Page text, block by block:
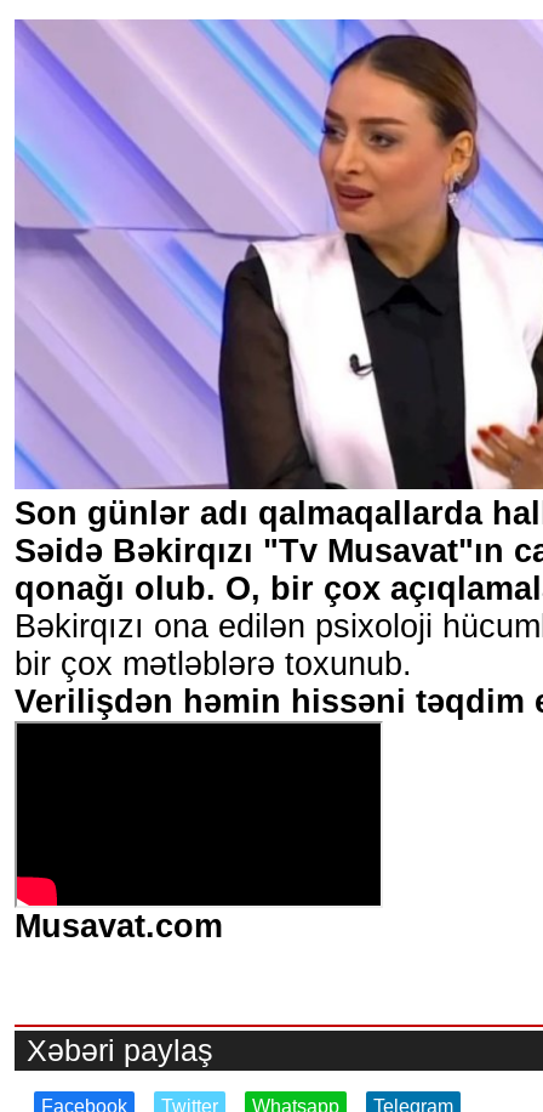
Son günlər adı qalmaqallarda
Səidə Bəkirqızı "Tv Musavat"ın
qonağı olub. O, bir çox
Bəkirqızı ona edilən psixoloji
bir çox mətləblərə toxunub.
Verilişdən həmin hissəni təqdim
Musavat.com
Xəbəri paylaş
Facebook Twitter Whatsapp Telegram